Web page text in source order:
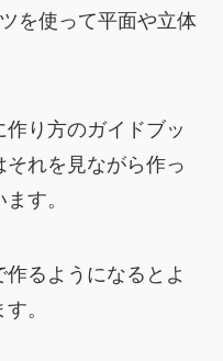
を使って平面や立体
り方のガイドブッ
れを見ながら作っ
す。
るようになるとよ
。